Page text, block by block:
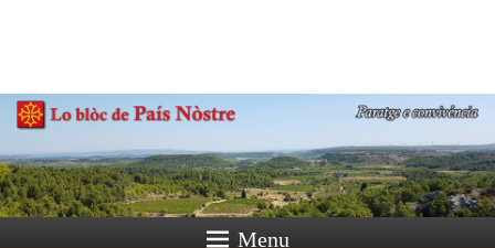
Paratge e Convivència
Menu